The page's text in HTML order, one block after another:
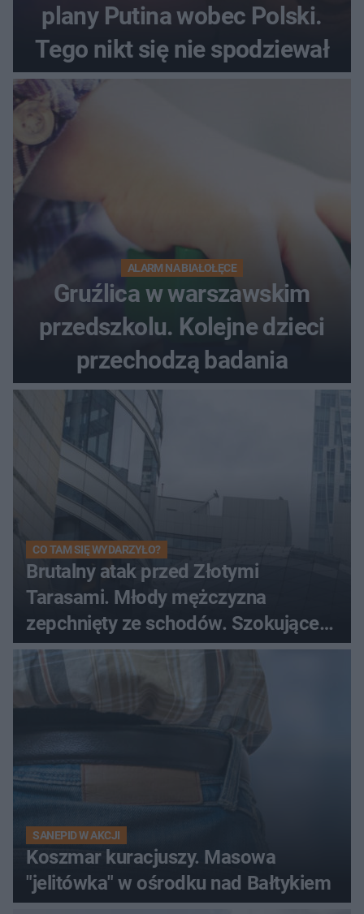
plany Putina wobec Polski.
Tego nikt się nie spodziewał
ALARM NA BIAŁOŁĘCE
Gruźlica w warszawskim
przedszkolu. Kolejne dzieci
przechodzą badania
CO TAM SIĘ WYDARZYŁO?
Brutalny atak przed Złotymi
Tarasami. Młody mężczyzna
zepchnięty ze schodów. Szokujące
nagranie krąży po sieci
SANEPID W AKCJI
Koszmar kuracjuszy. Masowa
"jelitówka" w ośrodku nad Bałtykiem